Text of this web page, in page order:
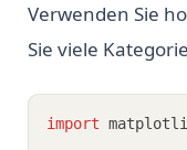
Verwenden Sie
Sie viele
import